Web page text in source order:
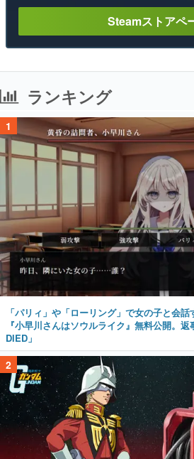
Steamストアペ
ランキング
1
「パリィ」や「ローリング」で女の子と会
『小早川さんはソウルライク』無料公開。
DIED」
2